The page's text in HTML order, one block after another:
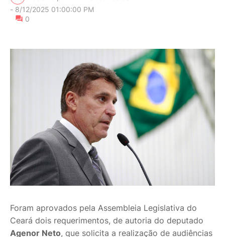
- 8/12/2025 01:00:00 PM
0
Foram aprovados pela Assembleia Legislativa do
Ceará dois requerimentos, de autoria do deputado
Agenor Neto, que solicita a realização de audiências